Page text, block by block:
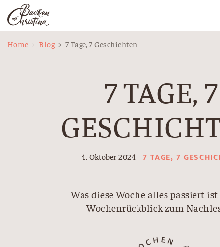
Inhalt
Home Blog 7 Tage, 7 Geschichten
7 TAGE, 7
4. Oktober 2024 7 TAGE, 7
Was diese Woche alles passiert
Wochenrückblick zum